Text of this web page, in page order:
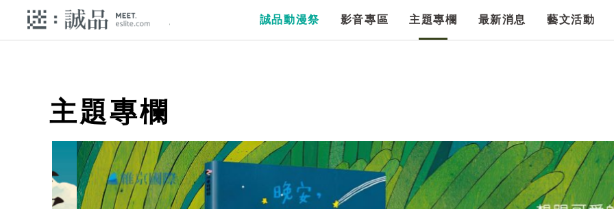
誠品動漫祭 影音專區 主題專欄 最新消息 藝文活動
主題專欄